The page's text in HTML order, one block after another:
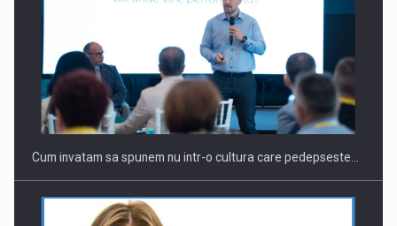
Webinar - Business Evolution-RETHINK STRATEGY-Finantare
Investitii Digitalizare
Cum invatam sa spunem nu intr-o cultura care pedepseste…